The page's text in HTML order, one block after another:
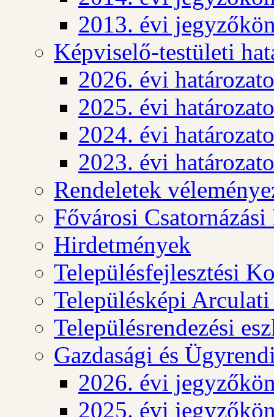
2013. évi
Képviselő-testületi
2026. évi
2025. évi
2024. évi
2023. évi
Rendeletek
Fővárosi
Hirdetmények
Településfejlesztési
Településképi
Településrendezési
Gazdasági és
2026. évi
2025. évi